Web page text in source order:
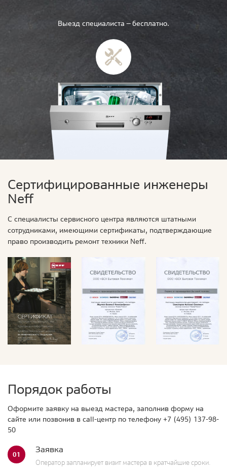
Выезд специалиста — бесплатно.
Сертифицированные инженеры
Neff
С специалисты сервисного центра являются штатными
сотрудниками, имеющими сертификаты, подтверждающие
право производить ремонт техники Neff.
Порядок работы
Оформите заявку на выезд мастера, заполнив форму на
сайте или позвонив в call-центр по телефону +7 (495) 137-98-
50
01 Заявка
Оператор запланирует визит мастера в кратчайшие сроки.